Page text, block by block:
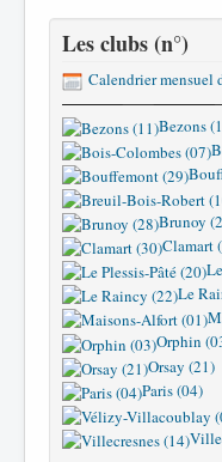
Les clubs (n°)
Calendrier mensuel
Bezons
Brunoy
Clamart
Le
Orphin
Orsay (21)
Paris (04)